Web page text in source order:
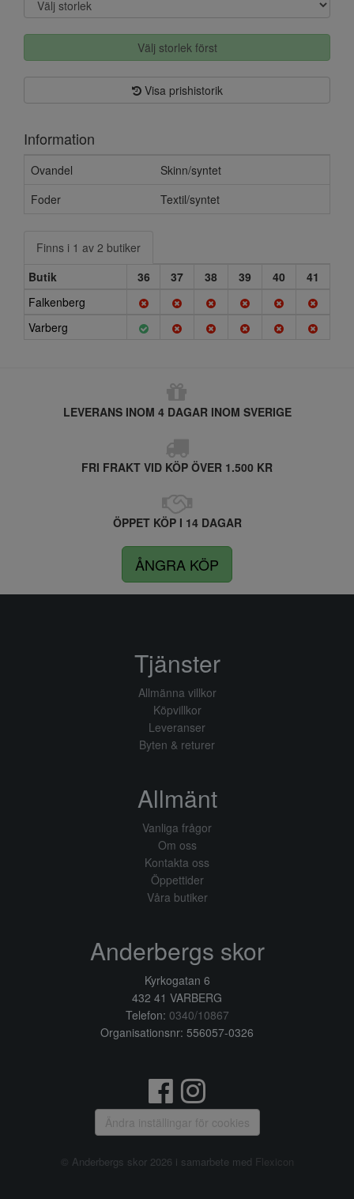
Välj storlek först
Visa prishistorik
Information
Ovandel
Skinn/syntet
Foder
Textil/syntet
Finns i 1 av 2 butiker
Butik
36 37 38 39 40
41
Falkenberg
Varberg
LEVERANS INOM 4 DAGAR INOM SVERIGE
FRI FRAKT VID KÖP ÖVER 1.500 KR
ÖPPET KÖP I 14 DAGAR
ÅNGRA KÖP
Tjänster
Allmänna villkor
Köpvillkor
Leveranser
Byten & returer
Allmänt
Vanliga frågor
Om oss
Kontakta oss
Öppettider
Våra butiker
Anderbergs skor
Kyrkogatan 6
432 41 VARBERG
Telefon: 0340/10867
Organisationsnr: 556057-0326
Ändra inställingar för cookies
© Anderbergs skor 2026 i samarbete med Flexicon